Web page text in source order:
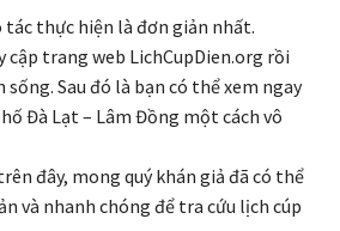
tác thực hiện là đơn giản nhất.
cập trang web LichCupDien.org rồi
sống. Sau đó là bạn có thể xem ngay
Đà Lạt – Lâm Đồng một cách vô
đây, mong quý khán giả đã có thể
và nhanh chóng để tra cứu lịch cúp